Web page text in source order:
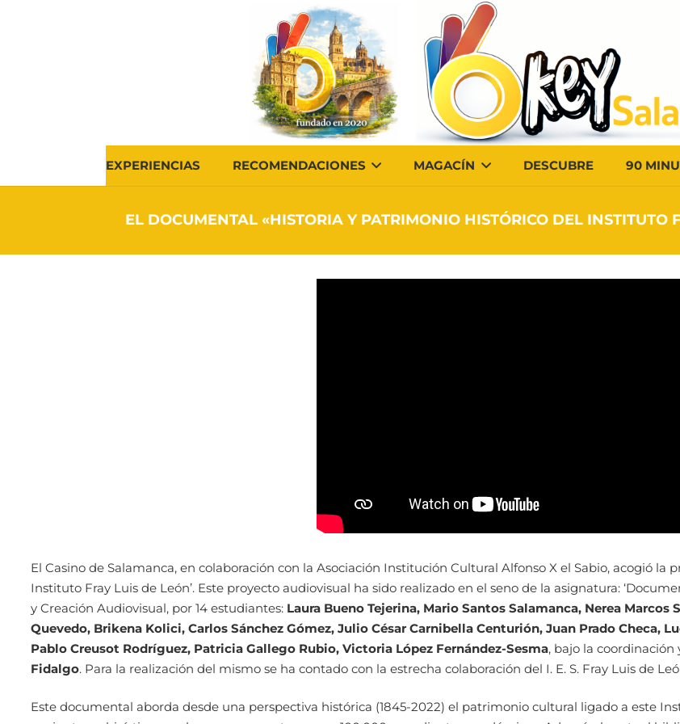
EXPERIENCIAS RECOMENDACIONES MAGACÍN DESCUBRE 90
EL DOCUMENTAL «HISTORIA Y PATRIMONIO HISTÓRICO DEL
El Casino de Salamanca, en colaboración con la Asociación Institución Cultural Alfonso X el Sabio, acogió
Instituto Fray Luis de León’. Este proyecto audiovisual ha sido realizado en el seno de la asignatura:
y Creación Audiovisual, por 14 estudiantes: Laura Bueno Tejerina, Mario Santos Salamanca, Nerea
Quevedo, Brikena Kolici, Carlos Sánchez Gómez, Julio César Carnibella Centurión, Juan Prado Checa,
Pablo Creusot Rodríguez, Patricia Gallego Rubio, Victoria López Fernández-Sesma, bajo la coordinación
Fidalgo. Para la realización del mismo se ha contado con la estrecha colaboración del I. E. S. Fray Luis de
Este documental aborda desde una perspectiva histórica (1845-2022) el patrimonio cultural ligado a este